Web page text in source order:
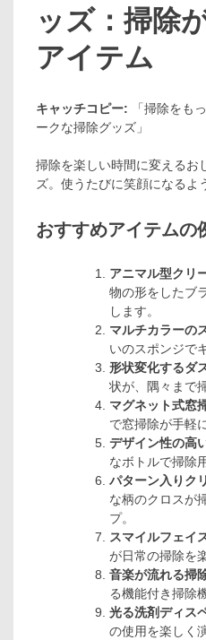
ッズ：掃除
アイテム
キャッチコピー: 「掃除をも
ークな掃除グッズ」
掃除を楽しい時間に変えるお
ズ。使うたびに笑顔になるよ
おすすめアイテムの
アニマル型クリ
物の形をしたブ
します。
マルチカラーの
いのスポンジで
形状変化するダ
状が、隅々まで
マグネット式窓
で窓掃除が手軽に
デザイン性の高
なボトルで掃除
パターン入りク
な柄のクロスが
プ。
スマイルフェイ
が日常の掃除を
音楽が流れる掃
る機能付き掃除機
光る洗剤ディス
の使用を楽しく